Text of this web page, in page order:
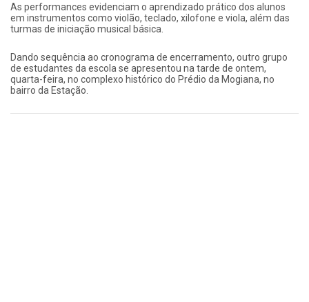
As performances evidenciam o aprendizado prático dos alunos
em instrumentos como violão, teclado, xilofone e viola, além das
turmas de iniciação musical básica.
Dando sequência ao cronograma de encerramento, outro grupo
de estudantes da escola se apresentou na tarde de ontem,
quarta-feira, no complexo histórico do Prédio da Mogiana, no
bairro da Estação.